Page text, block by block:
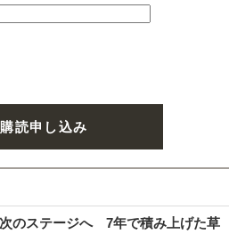
読申し込み
のステージへ 7年で積み上げた草